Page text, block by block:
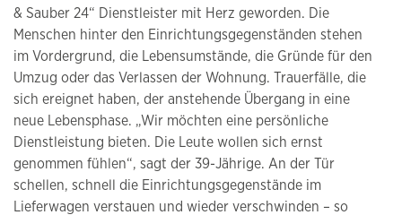
& Sauber 24“ Dienstleister mit Herz geworden. Die
Menschen hinter den Einrichtungsgegenständen stehen
im Vordergrund, die Lebensumstände, die Gründe für den
Umzug oder das Verlassen der Wohnung. Trauerfälle, die
sich ereignet haben, der anstehende Übergang in eine
neue Lebensphase. „Wir möchten eine persönliche
Dienstleistung bieten. Die Leute wollen sich ernst
genommen fühlen“, sagt der 39-Jährige. An der Tür
schellen, schnell die Einrichtungsgegenstände im
Lieferwagen verstauen und wieder verschwinden – so